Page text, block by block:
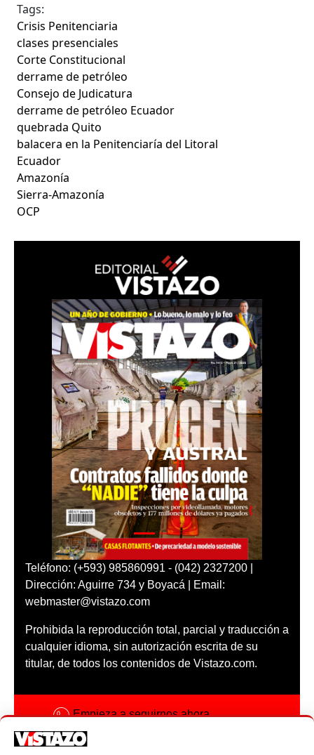
Tags:
Crisis Penitenciaria
clases presenciales
Corte Constitucional
derrame de petróleo
Consejo de Judicatura
derrame de petróleo Ecuador
quebrada Quito
balacera en la Penitenciaría del Litoral
Ecuador
Amazonía
Sierra-Amazonía
OCP
Teléfono: (+593) 985860991 - (042) 2327200 |
Dirección: Aguirre 734 y Boyacá | Email:
webmaster@vistazo.com
Prohibida la reproducción total, parcial y traducción a
cualquier idioma, sin autorización escrita de su
titular, de todos los contenidos de Vistazo.com.
Empieza a seguirnos ahora